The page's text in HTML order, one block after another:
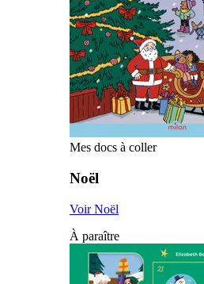
Mes docs à coller
Noël
Voir Noël
À paraître